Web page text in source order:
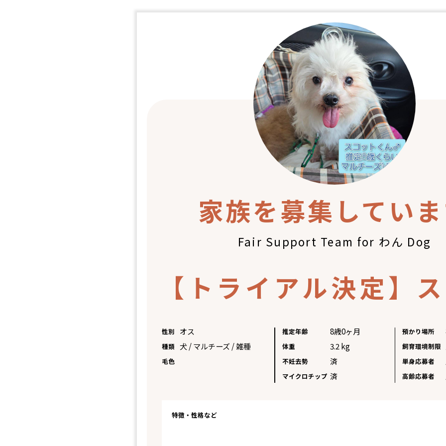
家族を募集してい
Fair Support Team for わん Dog
性別
種類
毛色
オス
犬 / マルチーズ / 雑種
推定年齢
体重
不妊去勢
マイクロチップ
8歳0ヶ月
3.2 kg
済
済
預かり場所
飼育環境制限
単身応募者
高齢応募者
特徴・性格など